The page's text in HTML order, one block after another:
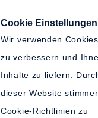
Cookie Einstellungen
Wir verwenden
zu verbessern und
Inhalte zu liefern.
dieser Website
Cookie-Richtlinien zu